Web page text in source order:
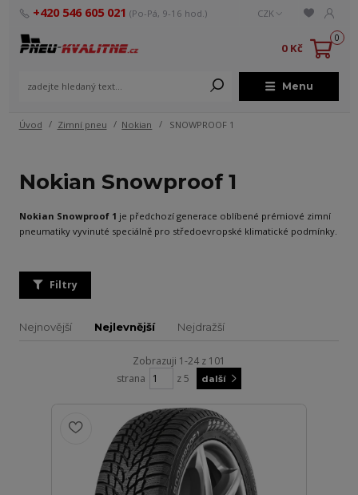
Menu
CZK
+420 546 605 021 (Po-Pá, 9-16 hod.)
0
0 Kč
Úvod Zimní pneu Nokian SNOWPROOF 1
Nokian Snowproof 1
Nokian Snowproof 1 je předchozí generace oblíbené prémiové zimní
pneumatiky vyvinuté speciálně pro středoevropské klimatické podmínky.
Filtry
Nejnovější Nejlevnější Nejdražší
Zobrazuji 1-24 z 101
strana
z 5 další